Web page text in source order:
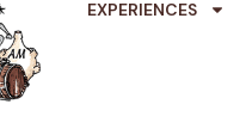
EXPERIENCES